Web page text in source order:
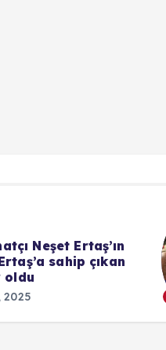
Neşet Ertaş’ın
sahip çıkan
oldu
2025